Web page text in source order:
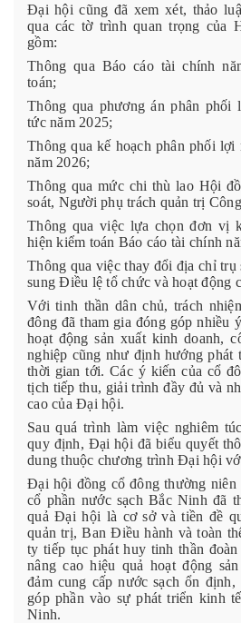
Đại hội cũng đã xem xét, thảo
qua các tờ trình quan trọng của
gồm:
Thông qua Báo cáo tài chính
toán;
Thông qua phương án phân phối
tức năm 2025;
Thông qua kế hoạch phân phối
năm 2026;
Thông qua mức chi thù lao Hội
soát, Người phụ trách quản trị
Thông qua việc lựa chọn đơn vị
hiện kiểm toán Báo cáo tài chính
Thông qua việc thay đổi địa chỉ trụ
sung Điều lệ tổ chức và hoạt động
Với tinh thần dân chủ, trách
đông đã tham gia đóng góp nhiều
hoạt động sản xuất kinh doanh,
nghiệp cũng như định hướng phát
thời gian tới. Các ý kiến của cổ
tịch tiếp thu, giải trình đầy đủ và
cao của Đại hội.
Sau quá trình làm việc nghiêm
quy định, Đại hội đã biểu quyết
dung thuộc chương trình Đại hội
Đại hội đồng cổ đông thường niên
cổ phần nước sạch Bắc Ninh đã
quả Đại hội là cơ sở và tiền đề
quản trị, Ban Điều hành và toàn
ty tiếp tục phát huy tinh thần
nâng cao hiệu quả hoạt động
đảm cung cấp nước sạch ổn
góp phần vào sự phát triển kinh
Ninh.